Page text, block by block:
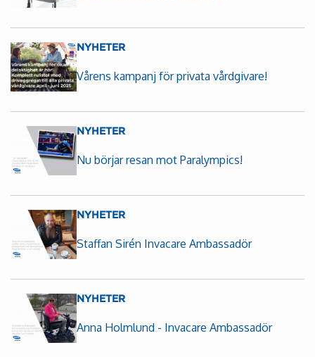
NYHETER
Vårens kampanj för privata vårdgivare!
NYHETER
Nu börjar resan mot Paralympics!
NYHETER
Staffan Sirén Invacare Ambassadör
NYHETER
Anna Holmlund - Invacare Ambassadör